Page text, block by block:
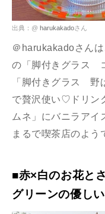
出典：@ harukakadoさん
＠harukakadoさん
の「脚付きグラス
「脚付きグラス 野
で贅沢使い♡ドリン
ムネ」にバニラアイ
まるで喫茶店のよう
■赤×白のお花と
グリーンの優し